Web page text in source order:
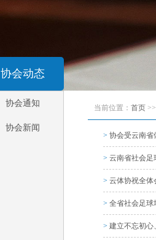
协会动态
协会通知
协会新闻
当前位置： 首页 >>
> 协会受云南省
> 云南省社会足
> 云体协祝全体
> 全省社会足球
> 建立不忘初心